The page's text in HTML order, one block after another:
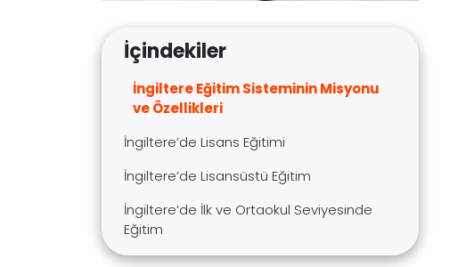
İçindekiler
İngiltere Eğitim Sisteminin Misyonu
ve Özellikleri
İngiltere’de Lisans Eğitimi
İngiltere’de Lisansüstü Eğitim
İngiltere’de İlk ve Ortaokul Seviyesinde
Eğitim